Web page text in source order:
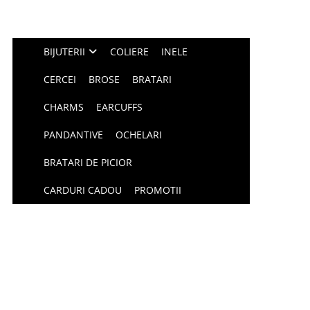
BIJUTERII COLIERE INELE
CERCEI BROSE BRATARI
CHARMS EARCUFFS
PANDANTIVE OCHELARI
BRATARI DE PICIOR
CARDURI CADOU PROMOTII